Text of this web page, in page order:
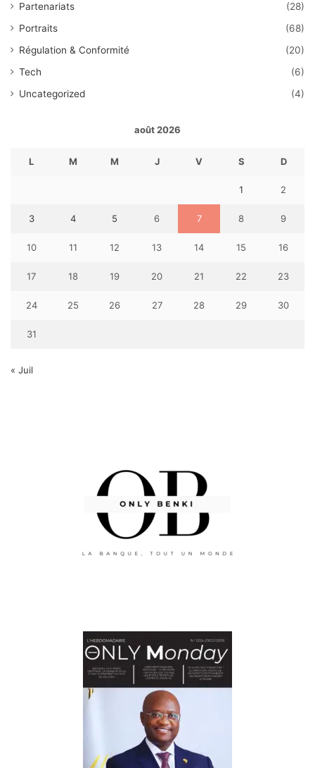
Partenariats
(28)
Portraits
(68)
Régulation & Conformité
(20)
Tech
(6)
Uncategorized
(4)
août 2026
L M M J V S D
1 2
3 4 5 6 7 8 9
10 11 12 13 14 15 16
17 18 19 20 21 22 23
24 25 26 27 28 29 30
31
« Juil